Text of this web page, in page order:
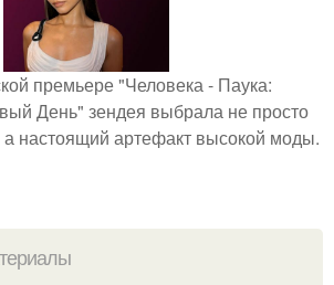
премьере "Человека - Паука:
День" зендея выбрала не просто
настоящий артефакт высокой моды.